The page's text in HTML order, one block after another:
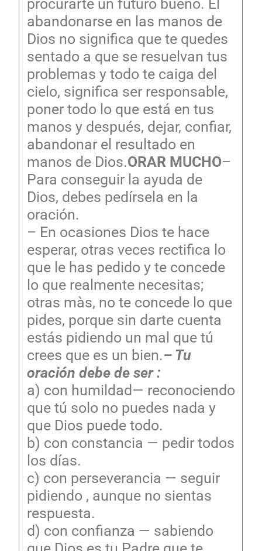
procurarte un futuro bueno. El
abandonarse en las manos de
Dios no significa que te quedes
sentado a que se resuelvan tus
problemas y todo te caiga del
cielo, significa ser responsable,
poner todo lo que está en tus
manos y después, dejar, confiar,
abandonar el resultado en
manos de Dios.ORAR MUCHO–
Para conseguir la ayuda de
Dios, debes pedírsela en la
oración.
– En ocasiones Dios te hace
esperar, otras veces rectifica lo
que le has pedido y te concede
lo que realmente necesitas;
otras màs, no te concede lo que
pides, porque sin darte cuenta
estás pidiendo un mal que tú
crees que es un bien.– Tu
oración debe de ser :
a) con humildad— reconociendo
que tú solo no puedes nada y
que Dios puede todo.
b) con constancia — pedir todos
los días.
c) con perseverancia — seguir
pidiendo , aunque no sientas
respuesta.
d) con confianza — sabiendo